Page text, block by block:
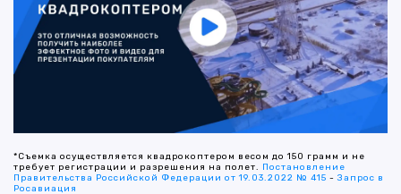
*Съемка осуществляется квадрокоптером весом до 150 грамм и не
требует регистрации и разрешения на полет. Постановление
Правительства Российской Федерации от 19.03.2022 № 415 -Запрос в
Росавиация